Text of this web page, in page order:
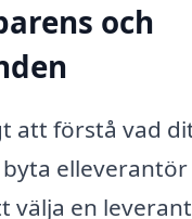
och
att förstå vad
välja en